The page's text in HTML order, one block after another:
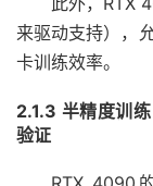
来驱动支持），
卡训练效率。
2.1.3 半精度训
验证